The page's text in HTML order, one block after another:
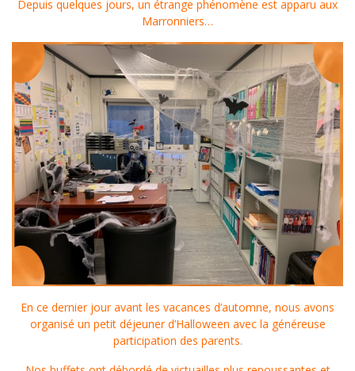
Depuis quelques jours, un étrange phénomène est apparu aux
Marronniers…
En ce dernier jour avant les vacances d’automne, nous avons
organisé un petit déjeuner d’Halloween avec la généreuse
participation des parents.